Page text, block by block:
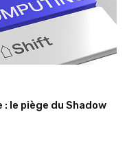
le piège du Shadow